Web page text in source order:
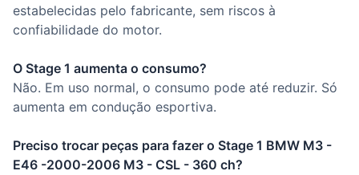
estabelecidas pelo fabricante, sem riscos à
confiabilidade do motor.
O Stage 1 aumenta o consumo?
Não. Em uso normal, o consumo pode até reduzir. Só
aumenta em condução esportiva.
Preciso trocar peças para fazer o Stage 1 BMW M3 -
E46 -2000-2006 M3 - CSL - 360 ch?